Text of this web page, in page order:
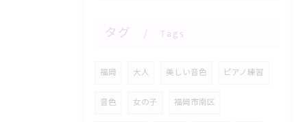
タグ Tags
福岡 大人 美しい音色 ピアノ練習
音色 女の子 福岡市南区